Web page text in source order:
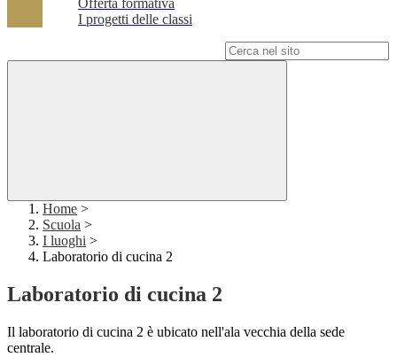
Offerta formativa
I progetti delle classi
Home >
Scuola >
I luoghi >
Laboratorio di cucina 2
Laboratorio di cucina 2
Il laboratorio di cucina 2 è ubicato nell'ala vecchia della sede
centrale.